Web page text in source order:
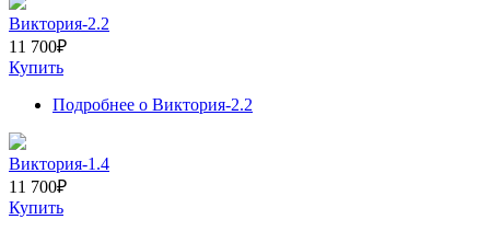
Виктория-2.2
11 700₽
Купить
Подробнее о Виктория-2.2
Виктория-1.4
11 700₽
Купить